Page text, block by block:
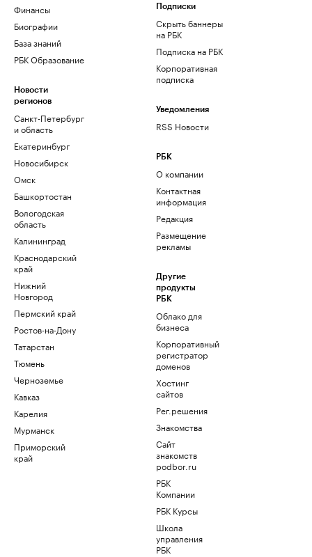
Финансы
Биографии
База знаний
РБК Образование
Новости
регионов
Санкт-Петербург
и область
Екатеринбург
Новосибирск
Омск
Башкортостан
Вологодская
область
Калининград
Краснодарский
край
Нижний
Новгород
Пермский край
Ростов-на-Дону
Татарстан
Тюмень
Черноземье
Кавказ
Карелия
Мурманск
Приморский
край
Подписки
Скрыть баннеры
на РБК
Подписка на РБК
Корпоративная
подписка
Уведомления
RSS Новости
РБК
О компании
Контактная
информация
Редакция
Размещение
рекламы
Другие
продукты
РБК
Облако для
бизнеса
Корпоративный
регистратор
доменов
Хостинг
сайтов
Рег.решения
Знакомства
Сайт
знакомств
podbor.ru
РБК
Компании
РБК Курсы
Школа
управления
РБК